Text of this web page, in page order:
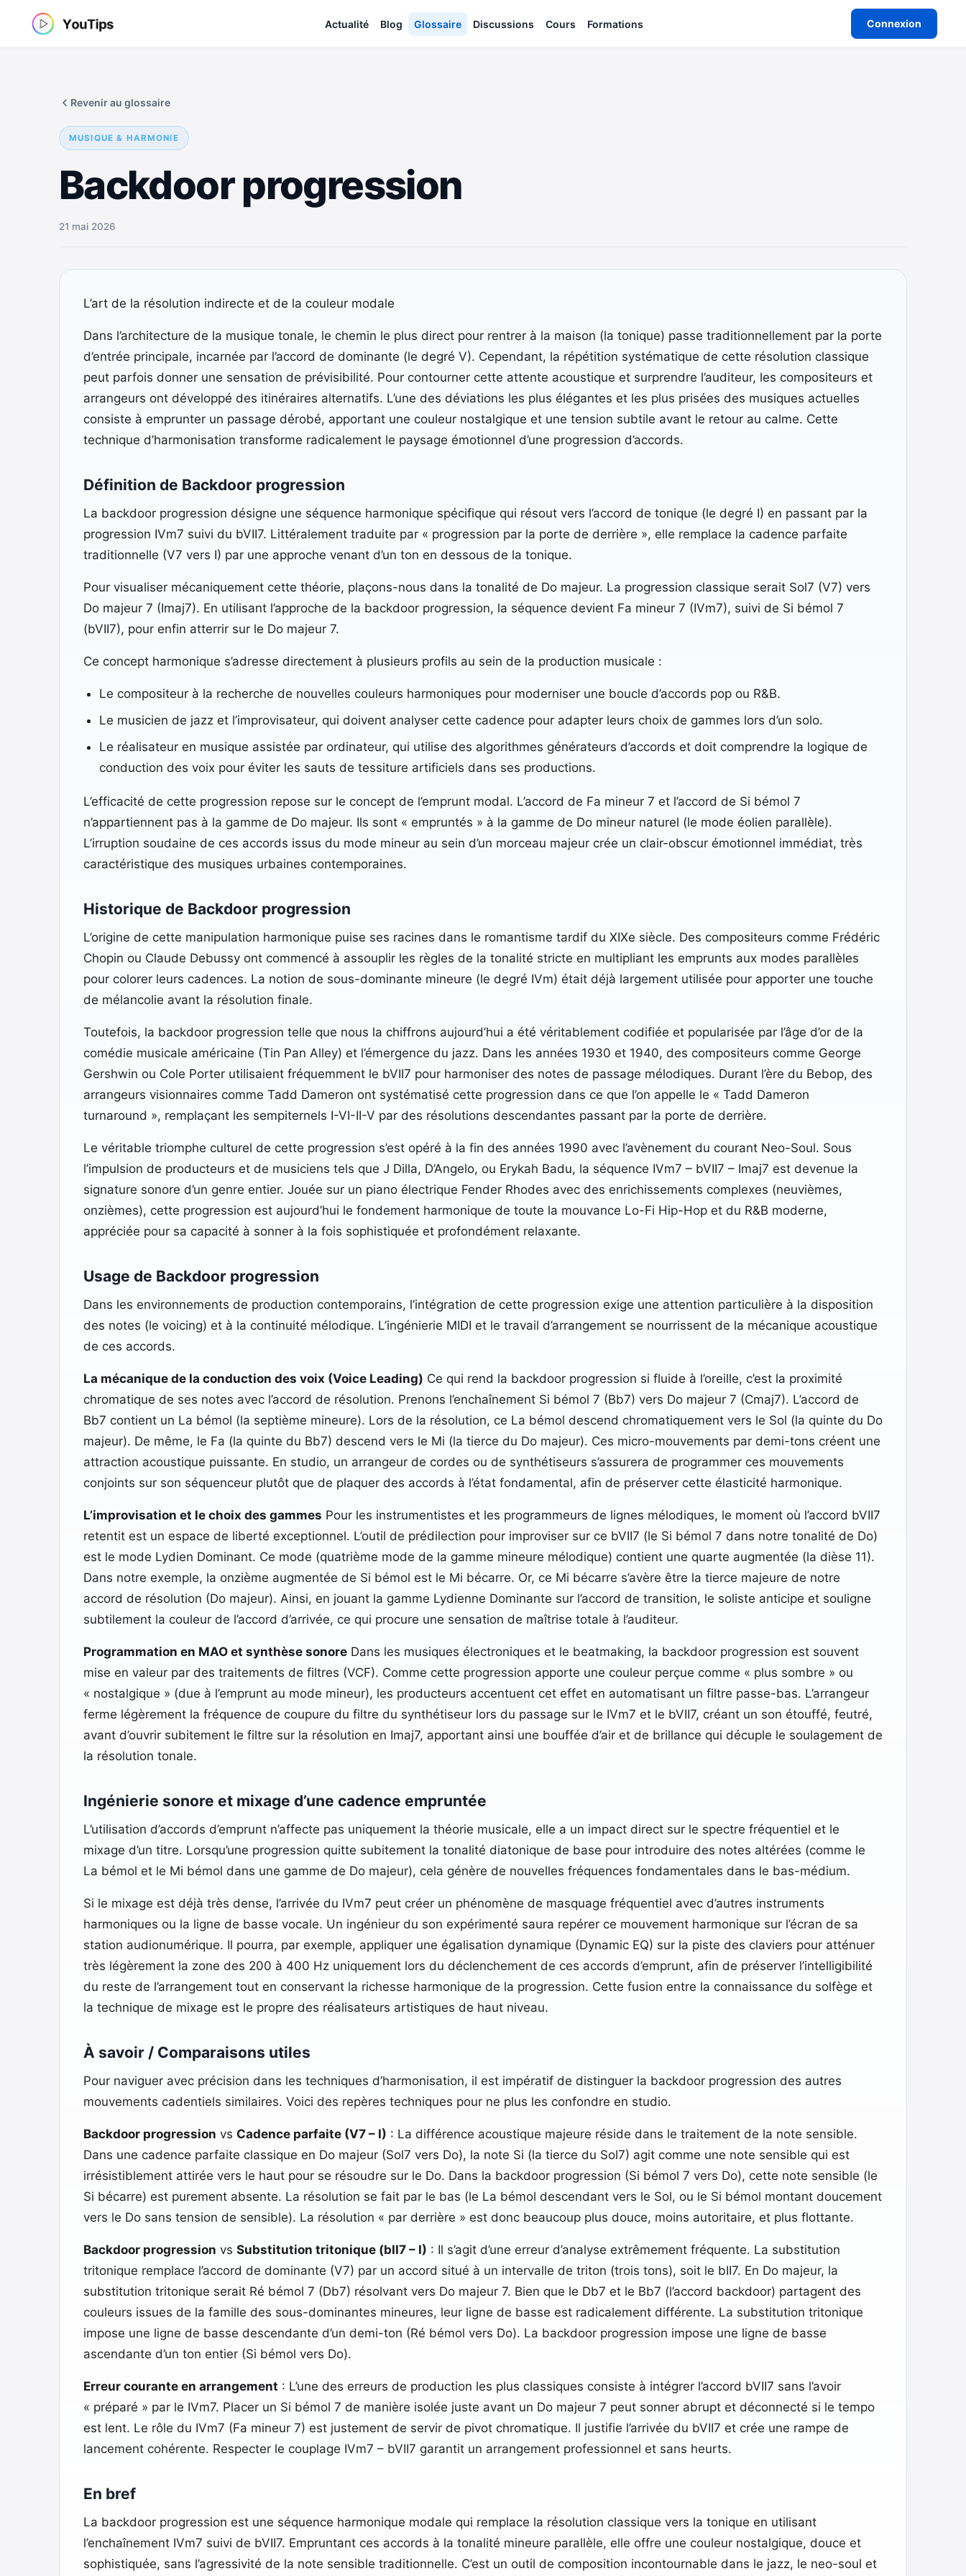
Actualité Blog Glossaire Discussions Cours Formations Connexion
MUSIQUE & HARMONIE
Backdoor progression
Revenir au glossaire
21 mai 2026
L’art de la résolution indirecte et de la couleur modale
Dans l’architecture de la musique tonale, le chemin le plus direct pour rentrer à la maison (la tonique) passe traditionnellement par la porte
d’entrée principale, incarnée par l’accord de dominante (le degré V). Cependant, la répétition systématique de cette résolution classique
peut parfois donner une sensation de prévisibilité. Pour contourner cette attente acoustique et surprendre l’auditeur, les compositeurs et
arrangeurs ont développé des itinéraires alternatifs. L’une des déviations les plus élégantes et les plus prisées des musiques actuelles
consiste à emprunter un passage dérobé, apportant une couleur nostalgique et une tension subtile avant le retour au calme. Cette
technique d’harmonisation transforme radicalement le paysage émotionnel d’une progression d’accords.
Définition de Backdoor progression
La backdoor progression désigne une séquence harmonique spécifique qui résout vers l’accord de tonique (le degré I) en passant par la
progression IVm7 suivi du bVII7. Littéralement traduite par « progression par la porte de derrière », elle remplace la cadence parfaite
traditionnelle (V7 vers I) par une approche venant d’un ton en dessous de la tonique.
Pour visualiser mécaniquement cette théorie, plaçons-nous dans la tonalité de Do majeur. La progression classique serait Sol7 (V7) vers
Do majeur 7 (Imaj7). En utilisant l’approche de la backdoor progression, la séquence devient Fa mineur 7 (IVm7), suivi de Si bémol 7
(bVII7), pour enfin atterrir sur le Do majeur 7.
Ce concept harmonique s’adresse directement à plusieurs profils au sein de la production musicale :
Le compositeur à la recherche de nouvelles couleurs harmoniques pour moderniser une boucle d’accords pop ou R&B.
Le musicien de jazz et l’improvisateur, qui doivent analyser cette cadence pour adapter leurs choix de gammes lors d’un solo.
Le réalisateur en musique assistée par ordinateur, qui utilise des algorithmes générateurs d’accords et doit comprendre la logique de
conduction des voix pour éviter les sauts de tessiture artificiels dans ses productions.
L’efficacité de cette progression repose sur le concept de l’emprunt modal. L’accord de Fa mineur 7 et l’accord de Si bémol 7
n’appartiennent pas à la gamme de Do majeur. Ils sont « empruntés » à la gamme de Do mineur naturel (le mode éolien parallèle).
L’irruption soudaine de ces accords issus du mode mineur au sein d’un morceau majeur crée un clair-obscur émotionnel immédiat, très
caractéristique des musiques urbaines contemporaines.
Historique de Backdoor progression
L’origine de cette manipulation harmonique puise ses racines dans le romantisme tardif du XIXe siècle. Des compositeurs comme Frédéric
Chopin ou Claude Debussy ont commencé à assouplir les règles de la tonalité stricte en multipliant les emprunts aux modes parallèles
pour colorer leurs cadences. La notion de sous-dominante mineure (le degré IVm) était déjà largement utilisée pour apporter une touche
de mélancolie avant la résolution finale.
Toutefois, la backdoor progression telle que nous la chiffrons aujourd’hui a été véritablement codifiée et popularisée par l’âge d’or de la
comédie musicale américaine (Tin Pan Alley) et l’émergence du jazz. Dans les années 1930 et 1940, des compositeurs comme George
Gershwin ou Cole Porter utilisaient fréquemment le bVII7 pour harmoniser des notes de passage mélodiques. Durant l’ère du Bebop, des
arrangeurs visionnaires comme Tadd Dameron ont systématisé cette progression dans ce que l’on appelle le « Tadd Dameron
turnaround », remplaçant les sempiternels I-VI-II-V par des résolutions descendantes passant par la porte de derrière.
Le véritable triomphe culturel de cette progression s’est opéré à la fin des années 1990 avec l’avènement du courant Neo-Soul. Sous
l’impulsion de producteurs et de musiciens tels que J Dilla, D’Angelo, ou Erykah Badu, la séquence IVm7 – bVII7 – Imaj7 est devenue la
signature sonore d’un genre entier. Jouée sur un piano électrique Fender Rhodes avec des enrichissements complexes (neuvièmes,
onzièmes), cette progression est aujourd’hui le fondement harmonique de toute la mouvance Lo-Fi Hip-Hop et du R&B moderne,
appréciée pour sa capacité à sonner à la fois sophistiquée et profondément relaxante.
Usage de Backdoor progression
Dans les environnements de production contemporains, l’intégration de cette progression exige une attention particulière à la disposition
des notes (le voicing) et à la continuité mélodique. L’ingénierie MIDI et le travail d’arrangement se nourrissent de la mécanique acoustique
de ces accords.
La mécanique de la conduction des voix (Voice Leading) Ce qui rend la backdoor progression si fluide à l’oreille, c’est la proximité
chromatique de ses notes avec l’accord de résolution. Prenons l’enchaînement Si bémol 7 (Bb7) vers Do majeur 7 (Cmaj7). L’accord de
Bb7 contient un La bémol (la septième mineure). Lors de la résolution, ce La bémol descend chromatiquement vers le Sol (la quinte du Do
majeur). De même, le Fa (la quinte du Bb7) descend vers le Mi (la tierce du Do majeur). Ces micro-mouvements par demi-tons créent une
attraction acoustique puissante. En studio, un arrangeur de cordes ou de synthétiseurs s’assurera de programmer ces mouvements
conjoints sur son séquenceur plutôt que de plaquer des accords à l’état fondamental, afin de préserver cette élasticité harmonique.
L’improvisation et le choix des gammes Pour les instrumentistes et les programmeurs de lignes mélodiques, le moment où l’accord bVII7
retentit est un espace de liberté exceptionnel. L’outil de prédilection pour improviser sur ce bVII7 (le Si bémol 7 dans notre tonalité de Do)
est le mode Lydien Dominant. Ce mode (quatrième mode de la gamme mineure mélodique) contient une quarte augmentée (la dièse 11).
Dans notre exemple, la onzième augmentée de Si bémol est le Mi bécarre. Or, ce Mi bécarre s’avère être la tierce majeure de notre
accord de résolution (Do majeur). Ainsi, en jouant la gamme Lydienne Dominante sur l’accord de transition, le soliste anticipe et souligne
subtilement la couleur de l’accord d’arrivée, ce qui procure une sensation de maîtrise totale à l’auditeur.
Programmation en MAO et synthèse sonoreDans les musiques électroniques et le beatmaking, la backdoor progression est souvent
mise en valeur par des traitements de filtres (VCF). Comme cette progression apporte une couleur perçue comme « plus sombre » ou
« nostalgique » (due à l’emprunt au mode mineur), les producteurs accentuent cet effet en automatisant un filtre passe-bas. L’arrangeur
ferme légèrement la fréquence de coupure du filtre du synthétiseur lors du passage sur le IVm7 et le bVII7, créant un son étouffé, feutré,
avant d’ouvrir subitement le filtre sur la résolution en Imaj7, apportant ainsi une bouffée d’air et de brillance qui décuple le soulagement de
la résolution tonale.
Ingénierie sonore et mixage d’une cadence empruntée
L’utilisation d’accords d’emprunt n’affecte pas uniquement la théorie musicale, elle a un impact direct sur le spectre fréquentiel et le
mixage d’un titre. Lorsqu’une progression quitte subitement la tonalité diatonique de base pour introduire des notes altérées (comme le
La bémol et le Mi bémol dans une gamme de Do majeur), cela génère de nouvelles fréquences fondamentales dans le bas-médium.
Si le mixage est déjà très dense, l’arrivée du IVm7 peut créer un phénomène de masquage fréquentiel avec d’autres instruments
harmoniques ou la ligne de basse vocale. Un ingénieur du son expérimenté saura repérer ce mouvement harmonique sur l’écran de sa
station audionumérique. Il pourra, par exemple, appliquer une égalisation dynamique (Dynamic EQ) sur la piste des claviers pour atténuer
très légèrement la zone des 200 à 400 Hz uniquement lors du déclenchement de ces accords d’emprunt, afin de préserver l’intelligibilité
du reste de l’arrangement tout en conservant la richesse harmonique de la progression. Cette fusion entre la connaissance du solfège et
la technique de mixage est le propre des réalisateurs artistiques de haut niveau.
À savoir / Comparaisons utiles
Pour naviguer avec précision dans les techniques d’harmonisation, il est impératif de distinguer la backdoor progression des autres
mouvements cadentiels similaires. Voici des repères techniques pour ne plus les confondre en studio.
Backdoor progression vs Cadence parfaite (V7 – I) : La différence acoustique majeure réside dans le traitement de la note sensible.
Dans une cadence parfaite classique en Do majeur (Sol7 vers Do), la note Si (la tierce du Sol7) agit comme une note sensible qui est
irrésistiblement attirée vers le haut pour se résoudre sur le Do. Dans la backdoor progression (Si bémol 7 vers Do), cette note sensible (le
Si bécarre) est purement absente. La résolution se fait par le bas (le La bémol descendant vers le Sol, ou le Si bémol montant doucement
vers le Do sans tension de sensible). La résolution « par derrière » est donc beaucoup plus douce, moins autoritaire, et plus flottante.
Backdoor progression vs Substitution tritonique (bII7 – I) : Il s’agit d’une erreur d’analyse extrêmement fréquente. La substitution
tritonique remplace l’accord de dominante (V7) par un accord situé à un intervalle de triton (trois tons), soit le bII7. En Do majeur, la
substitution tritonique serait Ré bémol 7 (Db7) résolvant vers Do majeur 7. Bien que le Db7 et le Bb7 (l’accord backdoor) partagent des
couleurs issues de la famille des sous-dominantes mineures, leur ligne de basse est radicalement différente. La substitution tritonique
impose une ligne de basse descendante d’un demi-ton (Ré bémol vers Do). La backdoor progression impose une ligne de basse
ascendante d’un ton entier (Si bémol vers Do).
Erreur courante en arrangement : L’une des erreurs de production les plus classiques consiste à intégrer l’accord bVII7 sans l’avoir
« préparé » par le IVm7. Placer un Si bémol 7 de manière isolée juste avant un Do majeur 7 peut sonner abrupt et déconnecté si le tempo
est lent. Le rôle du IVm7 (Fa mineur 7) est justement de servir de pivot chromatique. Il justifie l’arrivée du bVII7 et crée une rampe de
lancement cohérente. Respecter le couplage IVm7 – bVII7 garantit un arrangement professionnel et sans heurts.
En bref
La backdoor progression est une séquence harmonique modale qui remplace la résolution classique vers la tonique en utilisant
l’enchaînement IVm7 suivi de bVII7. Empruntant ces accords à la tonalité mineure parallèle, elle offre une couleur nostalgique, douce et
sophistiquée, sans l’agressivité de la note sensible traditionnelle. C’est un outil de composition incontournable dans le jazz, le neo-soul et